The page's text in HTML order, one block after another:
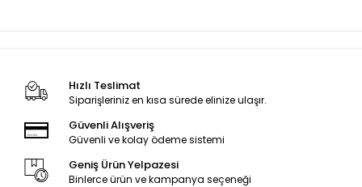
Hızlı Teslimat
Siparişleriniz en kısa sürede elinize ulaşır.
Güvenli Alışveriş
Güvenli ve kolay ödeme sistemi
Geniş Ürün Yelpazesi
Binlerce ürün ve kampanya seçeneği